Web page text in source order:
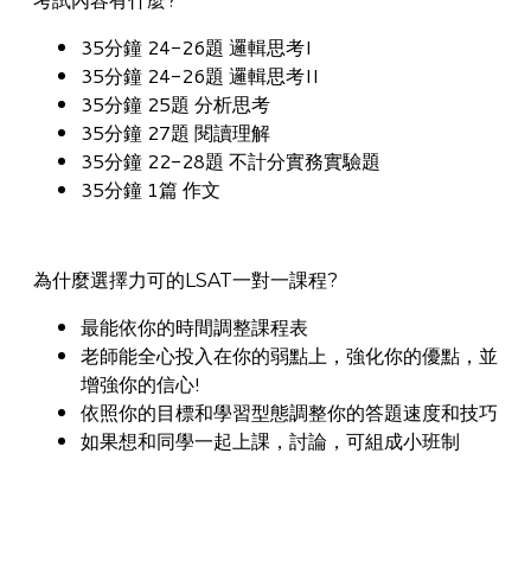
35分鐘 24-26題 邏輯思考I
35分鐘 24-26題 邏輯思考II
35分鐘 25題 分析思考
35分鐘 27題 閱讀理解
35分鐘 22-28題 不計分實務實驗題
35分鐘 1篇 作文
為什麼選擇力可的LSAT一對一課程?
最能依你的時間調整課程表
老師能全心投入在你的弱點上，強化你的優點，並
增強你的信心!
依照你的目標和學習型態調整你的答題速度和技巧
如果想和同學一起上課，討論，可組成小班制